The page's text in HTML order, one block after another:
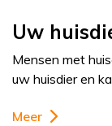
Uw
Mensen met
uw huisdier en
Meer